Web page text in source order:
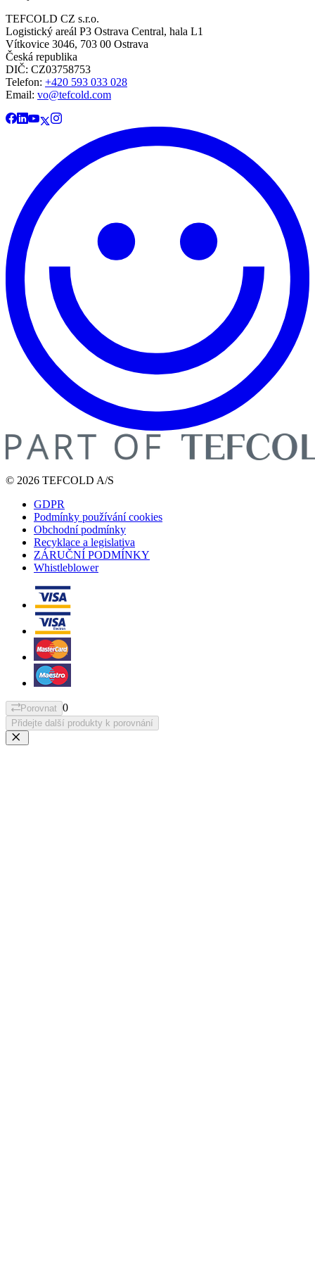
TEFCOLD CZ s.r.o.
Logistický areál P3 Ostrava Central, hala L1
Vítkovice 3046, 703 00 Ostrava
Česká republika
DIČ: CZ03758753​​​​​​
Telefon: +420 593 033 028
Email: vo@tefcold.com
© 2026 TEFCOLD A/S
GDPR
Podmínky používání cookies
Obchodní podmínky
Recyklace a legislativa
ZÁRUČNÍ PODMÍNKY
Whistleblower
Porovnat 0
Přidejte další produkty k porovnání